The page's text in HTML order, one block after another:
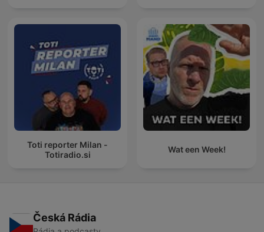
Toti reporter Milan -
Totiradio.si
Wat een Week!
Česká Rádia